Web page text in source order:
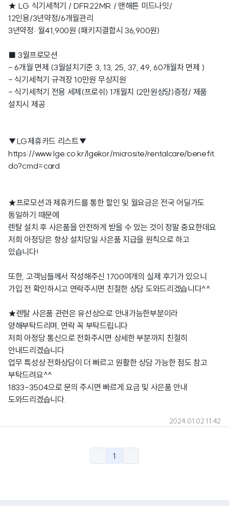
★ LG 식기세척기 / DFR22MR / 맨해튼 미드나잇/
12인용/3년약정/6개월관리
3년약정: 월41,900원 (패키지결합시 36,900원)
■ 3월프로모션
- 6개월 면제 (3월설치기준 3, 13, 25, 37, 49, 60개월차 면제 )
- 식기세척기 규격장 10만원 무상지원
- 식기세척기 전용 세제(프로쉬) 1개월치 (2만원상당)증정/ 제품
설치시 제공
▼LG제휴카드 리스트▼
https://www.lge.co.kr/lgekor/microsite/rentalcare/benefit.
do?cmd=card
★프로모션과 제휴카드를 통한 할인 및 월요금은 전국 어딜가도
동일하기 때문에
렌탈 설치 후 사은품을 안전하게 받을 수 있는 것이 정말 중요한데요
저희 아정당은 항상 설치당일 사은품 지급을 원칙으로 하고
있습니다!
또한, 고객님들께서 작성해주신 1700여개의 실제 후기가 있으니
가입 전 확인하시고 연락주시면 친절한 상담 도와드리겠습니다^^
★렌탈 사은품 관련은 유선상으로 안내가능한부분이라
양해부탁드리며, 연락 꼭 부탁드립니다
저희 아정당 통신으로 전화주시면 상세한 부분까지 친절히
안내드리겠습니다
업무 특성상 전화상담이 더 빠르고 원활한 상담 가능한 점도 참고
부탁드려요^^
1833-3504으로 문의 주시면 빠르게 요금 및 사은품 안내
도와드리겠습니다.
2024.01.02 11:42
1